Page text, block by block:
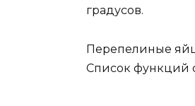
градусов.
Перепелиные
Список функций